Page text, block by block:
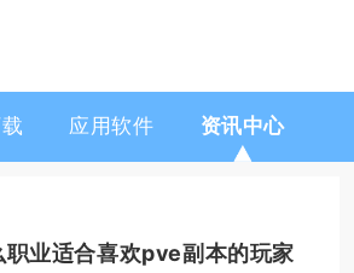
应用软件 资讯中心
职业适合喜欢pve副本的玩家